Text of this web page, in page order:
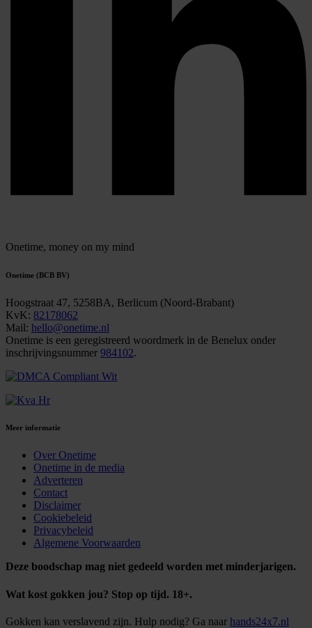
Onetime, money on my mind
Onetime (BCB BV)
Hoogstraat 47, 5258BA, Berlicum (Noord-Brabant)
KvK: 82178062
Mail: hello@onetime.nl
Onetime is een geregistreerd woordmerk in de Benelux onder
inschrijvingsnummer 984102.
Meer informatie
Over Onetime
Onetime in de media
Adverteren
Contact
Disclaimer
Cookiebeleid
Privacybeleid
Algemene Voorwaarden
Deze boodschap mag niet gedeeld worden met minderjarigen.
Wat kost gokken jou? Stop op tijd. 18+.
Gokken kan verslavend zijn. Hulp nodig? Ga naar hands24x7.nl